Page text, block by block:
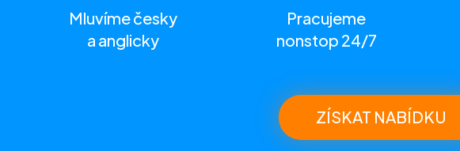
Mluvíme česky
a anglicky
Pracujeme
nonstop 24/7
ZÍSKAT NABÍDKU